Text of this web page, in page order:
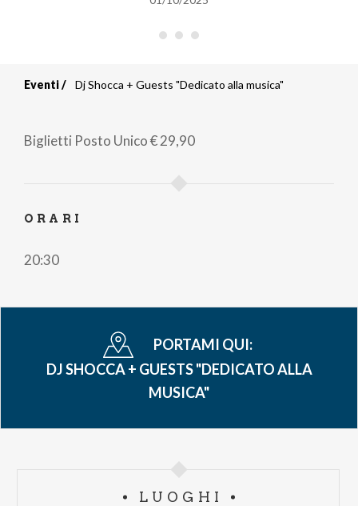
di
Eventi Dj Shocca + Guests "Dedicato alla musica"
Biglietti Posto Unico€ 29,90
ORARI
20:30
PORTAMI QUI:
DJ SHOCCA + GUESTS "DEDICATO ALLA
MUSICA"
LUOGHI